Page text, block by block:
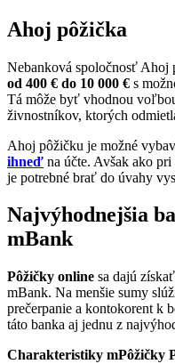
Ahoj pôžička
Nebanková spoločnosť Ahoj
od 400 € do 10 000 € s
Tá môže byť vhodnou
živnostníkov, ktorých
Ahoj pôžičku je možné
ihneď na účte. Avšak ako
je potrebné brať do úvahy
Najvýhodnejšia
mBank
Pôžičky online sa dajú
mBank. Na menšie sumy
prečerpanie a kontokorent k
táto banka aj jednu z
Charakteristiky mPôžičky